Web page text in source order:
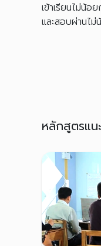
เข้าเรียนไม่น้อ
และสอบผ่านไ
หลักสูตรแน